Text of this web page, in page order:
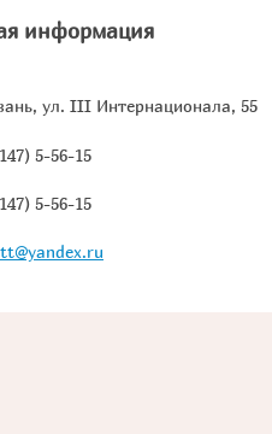
информация
ул. III Интернационала, 55
5-56-15
5-56-15